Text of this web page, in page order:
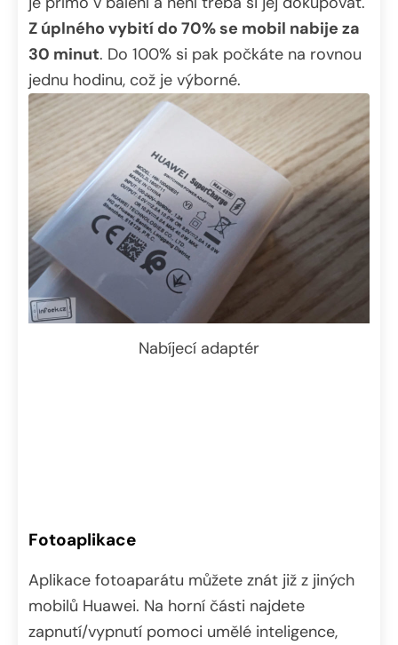
Z úplného vybití do 70% se mobil nabije za
30 minut. Do 100% si pak počkáte na rovnou
jednu hodinu, což je výborné.
Nabíjecí adaptér
Fotoaplikace
Aplikace fotoaparátu můžete znát již z jiných
mobilů Huawei. Na horní části najdete
zapnutí/vypnutí pomoci umělé inteligence,